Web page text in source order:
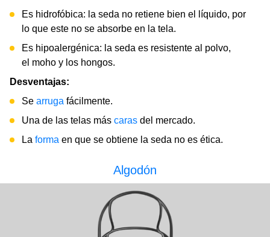
Es hidrofóbica: la seda no retiene bien el líquido, por
lo que este no se absorbe en la tela.
Es hipoalergénica: la seda es resistente al polvo,
el moho y los hongos.
Desventajas:
Se arruga fácilmente.
Una de las telas más caras del mercado.
La forma en que se obtiene la seda no es ética.
Algodón